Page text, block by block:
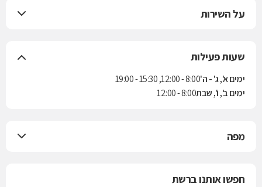
על השירות
שעות פעילות
ימים א', ג' - ה'8:00 - 12:00, 15:30 - 19:00
ימים ב', ו', שבת8:00 - 12:00
מפה
חפשו אותנו ברשת